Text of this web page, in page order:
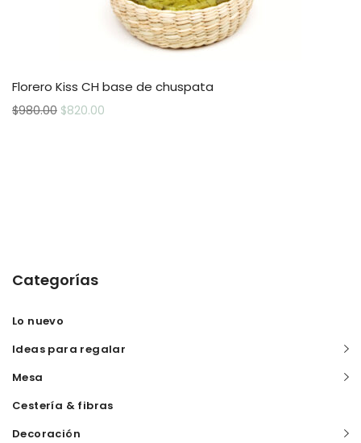
Florero Kiss CH base de chuspata
$980.00 $820.00
Categorías
Lo nuevo
Ideas para regalar
Mesa
Cestería & fibras
Decoración